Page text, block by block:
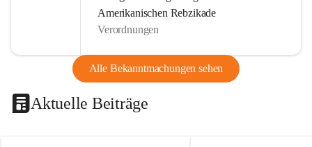
Amerikanischen Rebzikade
Verordnungen
Alle Bekanntmachungen sehen
Aktuelle Beiträge